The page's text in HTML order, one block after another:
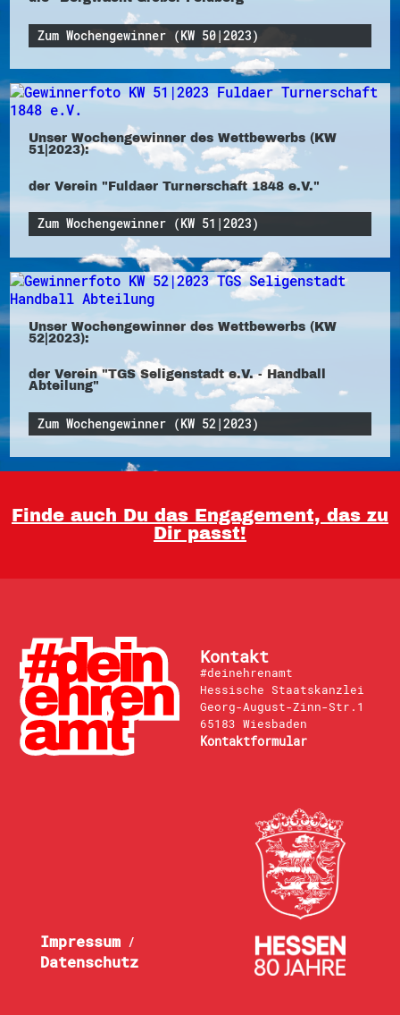
Zum Wochengewinner (KW 50|2023)
Unser Wochengewinner des Wettbewerbs (KW
51|2023):
der Verein "Fuldaer Turnerschaft 1848 e.V."
Zum Wochengewinner (KW 51|2023)
Unser Wochengewinner des Wettbewerbs (KW
52|2023):
der Verein "TGS Seligenstadt e.V. - Handball
Abteilung"
Zum Wochengewinner (KW 52|2023)
Finde auch Du das Engagement, das zu
Dir passt!
Kontakt
#deinehrenamt
Hessische Staatskanzlei
Georg-August-Zinn-Str.1
65183 Wiesbaden
Kontaktformular
Impressum /
Datenschutz